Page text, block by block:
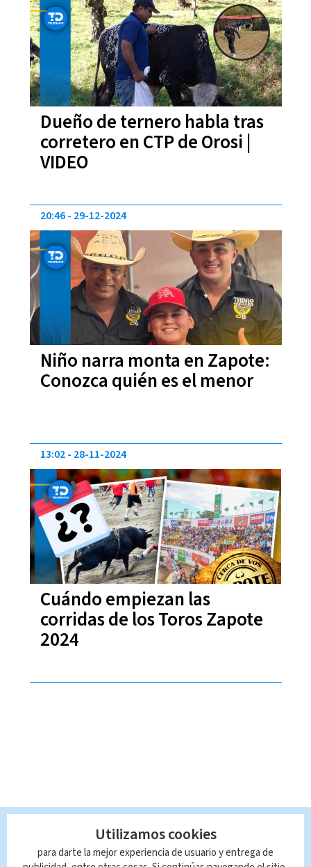
Dueño de ternero habla tras
corretero en CTP de Orosi |
VIDEO
Niño narra monta en Zapote:
Conozca quién es el menor
20:46 29-12-2024
Cuándo empiezan las
corridas de los Toros Zapote
2024
13:02 28-11-2024
Utilizamos cookies
para darte la mejor experiencia de usuario y entrega de